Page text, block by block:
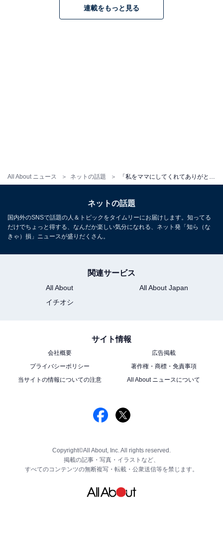
All About ニュース ネットの話題
連載をもっと見る
ネットの話題
国内外のSNSで話題の人＆トピックをタイムリーにお届けします。知ってる
だけでちょっと得する、なんだか楽しい気分になれる、ネット発「知ら（な
きゃ）損」ニュースが盛りだくさん。
関連サービス
All About
All About Japan
イチオシ
サイト情報
会社概要
広告掲載
プライバシーポリシー
著作権・商標・免責事項
当サイトの情報についての注意
All About ニュースについて
Copyright©All About, Inc. All rights reserved.
掲載の記事・写真・イラストなど、
すべてのコンテンツの無断複写・転載・公衆送信等を禁じます。